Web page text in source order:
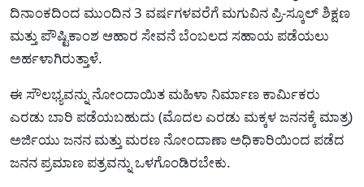
ದಿನಾಂಕದಿಂದ ಮುಂದಿನ 3 ವರ್ಷಗಳವರೆಗೆ ಮಗುವಿನ ಪ್ರಿ-ಸ್ಕೂಲ್ ಶಿಕ್ಷಣ
ಮತ್ತು ಪೌಷ್ಟಿಕಾಂಶ ಆಹಾರ ಸೇವನೆ ಬೆಂಬಲದ ಸಹಾಯ ಪಡೆಯಲು
ಅರ್ಹಳಾಗಿರುತ್ತಾಳೆ.
ಈ ಸೌಲಭ್ಯವನ್ನು ನೋಂದಾಯಿತ ಮಹಿಳಾ ನಿರ್ಮಾಣ ಕಾರ್ಮಿಕರು
ಎರಡು ಬಾರಿ ಪಡೆಯಬಹುದು (ಮೊದಲ ಎರಡು ಮಕ್ಕಳ ಜನನಕ್ಕೆ ಮಾತ್ರ)
ಅರ್ಜಿಯು ಜನನ ಮತ್ತು ಮರಣ ನೋಂದಾಣಾ ಅಧಿಕಾರಿಯಿಂದ ಪಡೆದ
ಜನನ ಪ್ರಮಾಣ ಪತ್ರವನ್ನು ಒಳಗೊಂಡಿರಬೇಕು.